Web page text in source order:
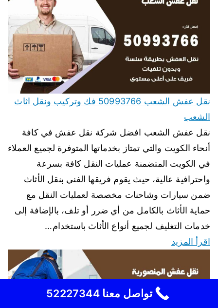
نقل عفش الشعب 50993766 فك وتركيب ونقل اثاث
الشعب
نقل عفش الشعب افضل شركة نقل عفش في كافة
أنحاء الكويت والتي تمتاز بخدماتها المتوفرة لجميع العملاء
في الكويت المتضمنة عمليات النقل كافة بسرعة
واحترافية عالية، حيث يقوم فريقها الفني بنقل الأثاث
ضمن سيارات وشاحنات مخصصة لعمليات النقل مع
حماية الأثاث بالكامل من أي ضرر أو تلف، بالإضافة إلى
خدمات التغليف لجميع أنواع الأثاث باستخدام…
اقرأ المزيد
تواصل معنا 52227344